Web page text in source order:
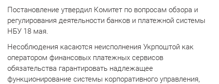
Постановление утвердил Комитет по вопросам обзора и
регулирования деятельности банков и платежной системы
НБУ 18 мая.
Несоблюдения касаются неисполнения Укрпоштой как
оператором финансовых платежных сервисов
обязательства гарантировать надлежащее
функционирование системы корпоративного управления,